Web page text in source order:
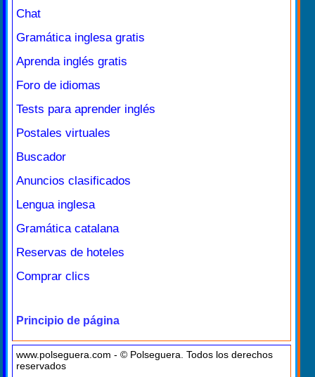
Chat
Gramática inglesa gratis
Aprenda inglés gratis
Foro de idiomas
Tests para aprender inglés
Postales virtuales
Buscador
Anuncios clasificados
Lengua inglesa
Gramática catalana
Reservas de hoteles
Comprar clics
Principio de página
www.polseguera.com - © Polseguera. Todos los derechos
reservados